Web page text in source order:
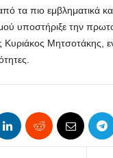
τα πιο εμβληματικά
υποστήριξε την
Μητσοτάκης,